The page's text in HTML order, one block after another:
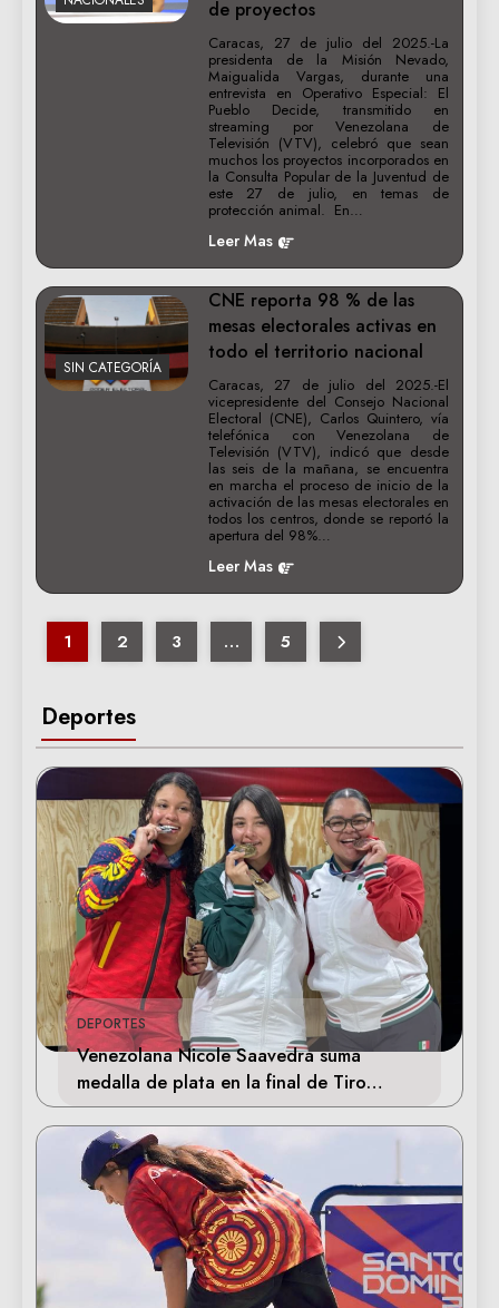
Deportes
DEPORTES
Venezolana Nicole Saavedra suma
medalla de plata en la final de Tiro
Deportivo
de proyectos
Caracas, 27 de julio del 2025.-La
presidenta de la Misión Nevado,
Maigualida Vargas, durante una
entrevista en Operativo Especial: El
Pueblo Decide, transmitido en
streaming por Venezolana de
Televisión (VTV), celebró que sean
muchos los proyectos incorporados en
la Consulta Popular de la Juventud de
este 27 de julio, en temas de
protección animal. En…
Leer Mas
SIN CATEGORÍA
CNE reporta 98 % de las
mesas electorales activas en
todo el territorio nacional
Caracas, 27 de julio del 2025.-El
vicepresidente del Consejo Nacional
Electoral (CNE), Carlos Quintero, vía
telefónica con Venezolana de
Televisión (VTV), indicó que desde
las seis de la mañana, se encuentra
en marcha el proceso de inicio de la
activación de las mesas electorales en
todos los centros, donde se reportó la
apertura del 98%…
Leer Mas
1 2 3 … 5